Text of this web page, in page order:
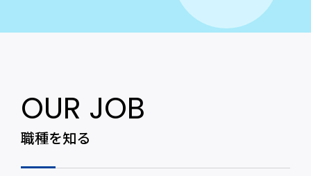
OUR JOB
職種を知る